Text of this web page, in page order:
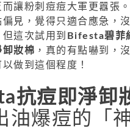
而讓粉刺痘痘大軍更囂張
見，覺得只適合應急，
這次試用到 Bifesta碧菲
卸妝棉 ，真的有點嚇到，
做到這個程度！
抗痘即淨卸
油爆痘的「